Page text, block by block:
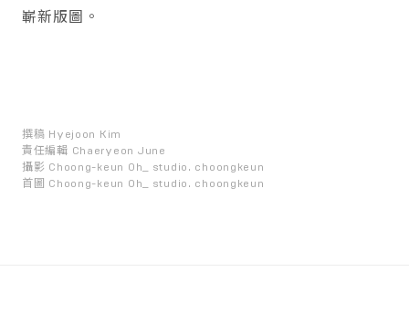
嶄新版圖。
撰稿 Hyejoon Kim
責任編輯 Chaeryeon June
攝影 Choong-keun Oh_ studio. choongkeun
首圖 Choong-keun Oh_ studio. choongkeun